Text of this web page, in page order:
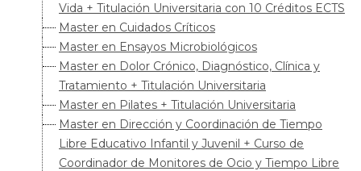
Vida + Titulación Universitaria con 10 Créditos ECTS
Master en Cuidados Críticos
Master en Ensayos Microbiológicos
Master en Dolor Crónico, Diagnóstico, Clínica y
Tratamiento + Titulación Universitaria
Master en Pilates + Titulación Universitaria
Master en Dirección y Coordinación de Tiempo
Libre Educativo Infantil y Juvenil + Curso de
Coordinador de Monitores de Ocio y Tiempo Libre